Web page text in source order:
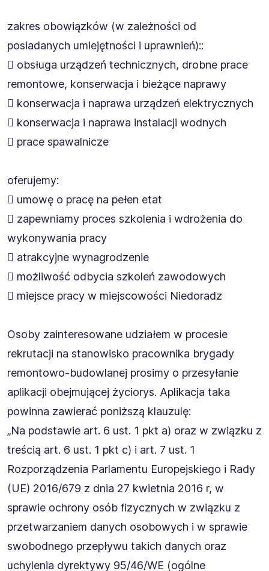
zakres obowiązków (w zależności od
posiadanych umiejętności i uprawnień)::
 obsługa urządzeń technicznych, drobne prace
remontowe, konserwacja i bieżące naprawy
 konserwacja i naprawa urządzeń elektrycznych
 konserwacja i naprawa instalacji wodnych
 prace spawalnicze
oferujemy:
 umowę o pracę na pełen etat
 zapewniamy proces szkolenia i wdrożenia do
wykonywania pracy
 atrakcyjne wynagrodzenie
 możliwość odbycia szkoleń zawodowych
 miejsce pracy w miejscowości Niedoradz
Osoby zainteresowane udziałem w procesie
rekrutacji na stanowisko pracownika brygady
remontowo-budowlanej prosimy o przesyłanie
aplikacji obejmującej życiorys. Aplikacja taka
powinna zawierać poniższą klauzulę:
„Na podstawie art. 6 ust. 1 pkt a) oraz w związku z
treścią art. 6 ust. 1 pkt c) i art. 7 ust. 1
Rozporządzenia Parlamentu Europejskiego i Rady
(UE) 2016/679 z dnia 27 kwietnia 2016 r, w
sprawie ochrony osób fizycznych w związku z
przetwarzaniem danych osobowych i w sprawie
swobodnego przepływu takich danych oraz
uchylenia dyrektywy 95/46/WE (ogólne